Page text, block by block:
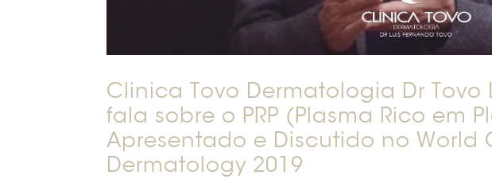
Clinica Tovo Dermatologia Dr Tovo
fala sobre o PRP (Plasma Rico em
Apresentado e Discutido no World
Dermatology 2019